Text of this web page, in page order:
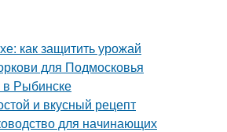
как защитить урожай
для Подмосковья
в Рыбинске
и вкусный рецепт
для начинающих